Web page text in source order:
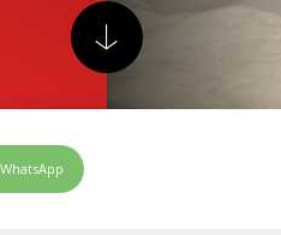
WhatsApp